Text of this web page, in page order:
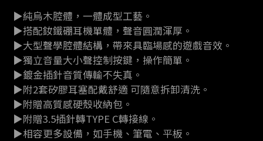
▶純烏木腔體，一體成型工藝。
▶搭配釹鐵硼耳機單體，聲音圓潤渾厚。
▶大型聲學腔體結構，帶來具臨場感的遊戲音效。
▶獨立音量大小聲控制按鍵，操作簡單。
▶鍍金插針音質傳輸不失真。
▶附2套矽膠耳塞配戴舒適 可隨意拆卸清洗。
▶附贈高質感硬殼收納包。
▶附贈3.5插針轉TYPE C轉接線。
▶相容更多設備，如手機、筆電、平板。